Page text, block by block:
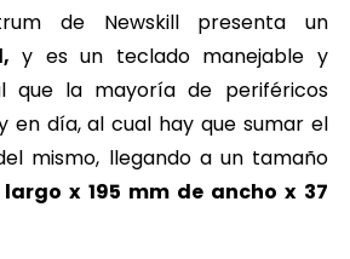
de Newskill presenta un
y es un teclado manejable y
que la mayoría de periféricos
en día, al cual hay que sumar el
mismo, llegando a un tamaño
largo x 195 mm de ancho x 37